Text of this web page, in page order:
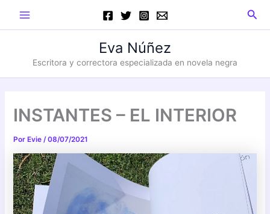
Main
Menu
Eva Núñez
Escritora y correctora especializada en novela negra
INSTANTES – EL INTERIOR
PorEvie /08/07/2021